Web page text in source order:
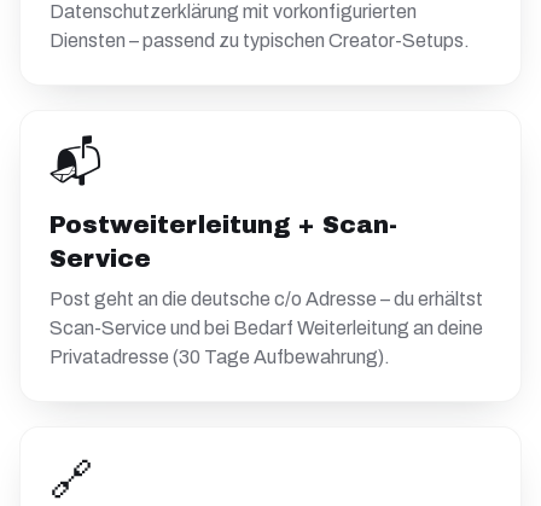
Datenschutzerklärung mit vorkonfigurierten
Diensten – passend zu typischen Creator-Setups.
📬
Postweiterleitung + Scan-
Service
Post geht an die deutsche c/o Adresse – du erhältst
Scan-Service und bei Bedarf Weiterleitung an deine
Privatadresse (30 Tage Aufbewahrung).
🔗